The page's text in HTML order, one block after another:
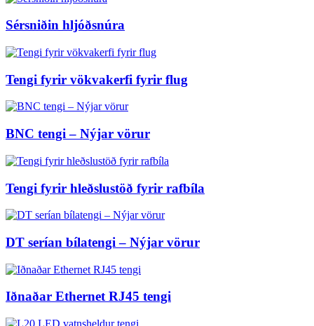
Sérsniðin hljóðsnúra
Tengi fyrir vökvakerfi fyrir flug
BNC tengi – Nýjar vörur
Tengi fyrir hleðslustöð fyrir rafbíla
DT serían bílatengi – Nýjar vörur
Iðnaðar Ethernet RJ45 tengi